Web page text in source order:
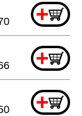
+
+
+